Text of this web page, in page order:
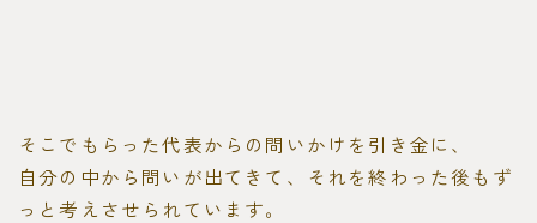
そこでもらった代表からの問いかけを引き金に、
自分の中から問いが出てきて、それを終わった後もず
っと考えさせられています。